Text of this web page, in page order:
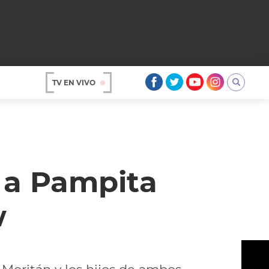
TV EN VIVO
Pampita